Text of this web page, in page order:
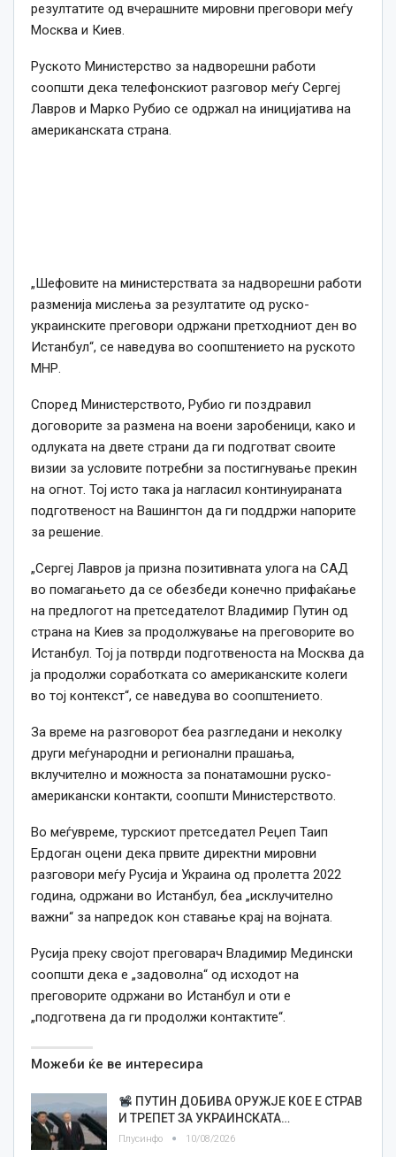
резултатите од вчерашните мировни преговори меѓу
Москва и Киев.
Руското Министерство за надворешни работи
соопшти дека телефонскиот разговор меѓу Сергеј
Лавров и Марко Рубио се одржал на иницијатива на
американската страна.
„Шефовите на министерствата за надворешни работи
разменија мислења за резултатите од руско-
украинските преговори одржани претходниот ден во
Истанбул“, се наведува во соопштението на руското
МНР.
Според Министерството, Рубио ги поздравил
договорите за размена на воени заробеници, како и
одлуката на двете страни да ги подготват своите
визии за условите потребни за постигнување прекин
на огнот. Тој исто така ја нагласил континуираната
подготвеност на Вашингтон да ги поддржи напорите
за решение.
„Сергеј Лавров ја призна позитивната улога на САД
во помагањето да се обезбеди конечно прифаќање
на предлогот на претседателот Владимир Путин од
страна на Киев за продолжување на преговорите во
Истанбул. Тој ја потврди подготвеноста на Москва да
ја продолжи соработката со американските колеги
во тој контекст“, се наведува во соопштението.
За време на разговорот беа разгледани и неколку
други меѓународни и регионални прашања,
вклучително и можноста за понатамошни руско-
американски контакти, соопшти Министерството.
Во меѓувреме, турскиот претседател Реџеп Таип
Ердоган оцени дека првите директни мировни
разговори меѓу Русија и Украина од пролетта 2022
година, одржани во Истанбул, беа „исклучително
важни“ за напредок кон ставање крај на војната.
Русија преку својот преговарач Владимир Медински
соопшти дека е „задоволна“ од исходот на
преговорите одржани во Истанбул и оти е
„подготвена да ги продолжи контактите“.
Можеби ќе ве интересира
ПУТИН ДОБИВА ОРУЖЈЕ КОЕ Е СТРАВ
И ТРЕПЕТ ЗА УКРАИНСКАТА…
Плусинфо 10/08/2026